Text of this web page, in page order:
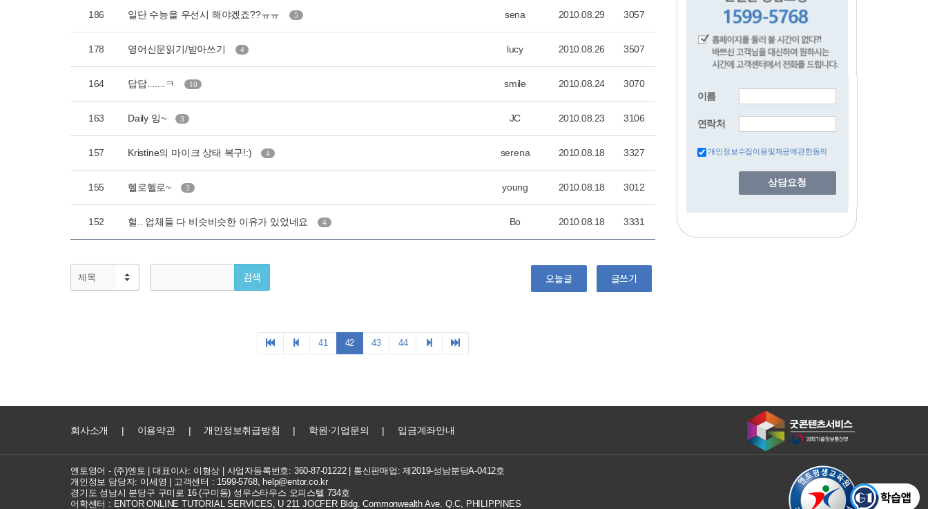
186 일단 수능을 우선시 해야겠죠??ㅠㅠ 5 sena 2010.08.29 3057
178 영어신문읽기/받아쓰기 4 lucy 2010.08.26 3507
164 답답.......ㅋ 10 smile 2010.08.24 3070
163 Daily 잉~ 3 JC 2010.08.23 3106
157 Kristine의 마이크 상태 복구!:) 4 serena 2010.08.18 3327
155 헬로헬로~ 3 young 2010.08.18 3012
152 헐.. 업체들 다 비슷비슷한 이유가 있었네요 4 Bo 2010.08.18 3331
오늘글 글쓰기
41 42 43 44
이름
연락처
개인정보수집이용및제공에관한동의
상담요청
회사소개 | 이용약관 | 개인정보취급방침 | 학원·기업문의 | 입금계좌안내
엔토영어 - (주)엔토 | 대표이사: 이형상 | 사업자등록번호: 360-87-01222| 통신판매업: 제2019-성남분당A-0412호
개인정보 담당자: 이세영 | 고객센터 : 1599-5768, help@entor.co.kr
경기도 성남시 분당구 구미로 16 (구미동) 성우스타우스 오피스텔 734호
어학센터 : ENTOR ONLINE TUTORIAL SERVICES, U 211 JOCFER Bldg. Commonwealth Ave. Q.C, PHILIPPINES